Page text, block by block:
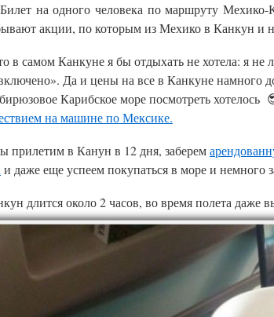
на одного человека по маршруту
акции, по которым из Мехико в Канкун и
в самом Канкуне я бы отдыхать не хотела: я
Да и цены на все в Канкуне намного
Карибское море посмотреть хотелось
на машине по Мексике.
прилетим в Канун в 12 дня, заберем
и даже еще успеем покупаться в море и
длится около 2 часов, во время полета даже